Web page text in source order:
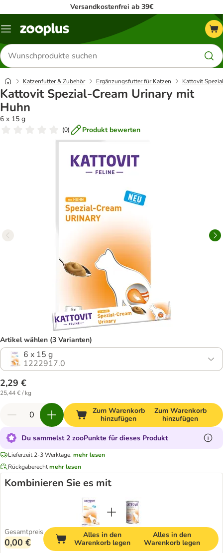
Versandkostenfrei ab 39€
Menü
Produkte
suchen
Katzenfutter & Zubehör Ergänzungsfutter für Katzen Kattovit
Kattovit Spezial-Cream Urinary mit
Huhn
6 x 15 g
(0) Produkt bewerten
Artikel wählen (3 Varianten)
6 x 15 g
1222917.0
2,29 €
25,44 € / kg
Zum Warenkorb
hinzufügen
Zum Warenkorb
hinzufügen
Du sammelst 2 zooPunkte für dieses Produkt
Lieferzeit 2-3 Werktage. mehr lesen
Rückgaberechtmehr lesen
Kombinieren Sie es mit
Gesamtpreis
0,00 €
Alles in den
Warenkorb legen
Alles in den
Warenkorb legen